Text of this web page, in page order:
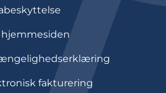
fakturering